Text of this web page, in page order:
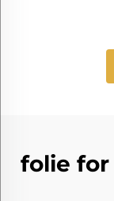
folie